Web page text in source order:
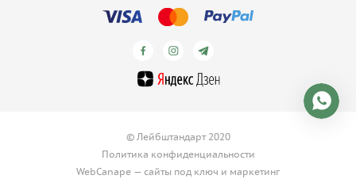
© Лейбштандарт 2020
Политика конфиденциальности
WebCanape — сайты под ключ и маркетинг